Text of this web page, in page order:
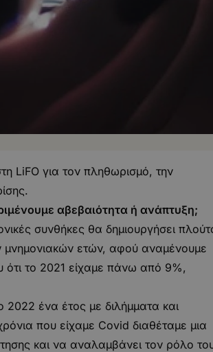
LiFO για τον πληθωρισμό, την
αβεβαιότητα ή ανάπτυξη;
συνθήκες θα δημιουργήσει
μνημονιακών ετών, αφού αναμένουμε
το 2021 είχαμε πάνω από 9%,
2022 ένα έτος με διλήμματα και
που είχαμε Covid διαθέταμε μια
και να αναλαμβάνει τον ρόλο